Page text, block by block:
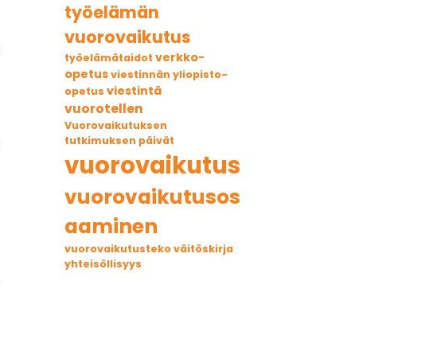
työelämän
vuorovaikutus
työelämätaidot verkko-
opetusviestinnän yliopisto-
opetus viestintä
vuorotellen
Vuorovaikutuksen
tutkimuksen päivät
vuorovaikutus
vuorovaikutusos
aaminen
vuorovaikutustekoväitöskirja
yhteisöllisyys